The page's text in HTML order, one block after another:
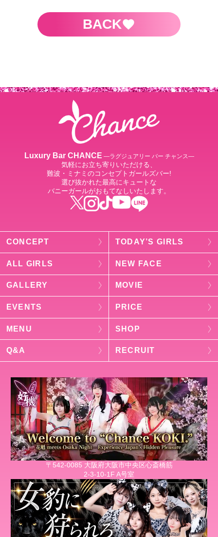
BACK
Luxury Bar CHANCE ―ラグジュアリー バー チャンス―
気軽にお立ち寄りいただける、
難波・ミナミのコンセプトガールズバー!
選び抜かれた最高にキュートな
バニーガールがおもてなしいたします。
CONCEPT TODAY’S GIRLS
ALL GIRLS NEW FACE
GALLERY MOVIE
EVENTS PRICE
MENU SHOP
Q&A RECRUIT
〒542-0085 大阪府大阪市中央区心斎橋筋
2-3-10-1F A号室